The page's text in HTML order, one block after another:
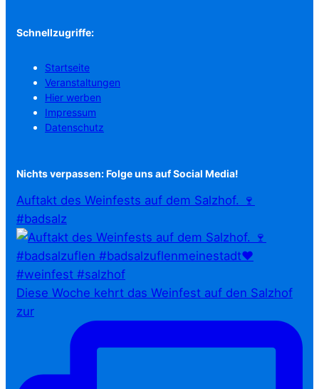
Schnellzugriffe:
Startseite
Veranstaltungen
Hier werben
Impressum
Datenschutz
Nichts verpassen: Folge uns auf Social Media!
Auftakt des Weinfests auf dem Salzhof. 🍷
#badsalz
Diese Woche kehrt das Weinfest auf den Salzhof
zur